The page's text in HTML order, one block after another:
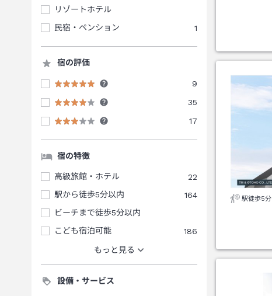
リゾートホテル
民宿・ペンション
1
宿の評価
9
35
17
宿の特徴
高級旅館・ホテル
22
駅から徒歩5分以内
164
ビーチまで徒歩5分以内
こども宿泊可能
186
もっと見る
設備・サービス
駅徒歩5分